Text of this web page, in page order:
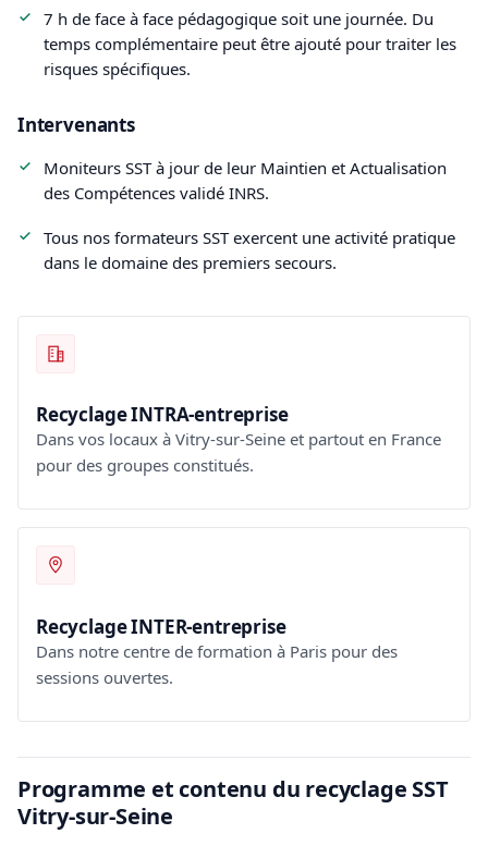
7 h de face à face pédagogique soit une journée. Du
temps complémentaire peut être ajouté pour traiter les
risques spécifiques.
Intervenants
Moniteurs SST à jour de leur Maintien et Actualisation
des Compétences validé INRS.
Tous nos formateurs SST exercent une activité pratique
dans le domaine des premiers secours.
Recyclage INTRA-entreprise
Dans vos locaux à Vitry-sur-Seine et partout en France
pour des groupes constitués.
Recyclage INTER-entreprise
Dans notre centre de formation à Paris pour des
sessions ouvertes.
Programme et contenu du recyclage SST
Vitry-sur-Seine